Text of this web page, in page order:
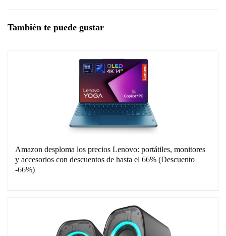
También te puede gustar
Amazon desploma los precios Lenovo: portátiles, monitores
y accesorios con descuentos de hasta el 66% (Descuento
-66%)